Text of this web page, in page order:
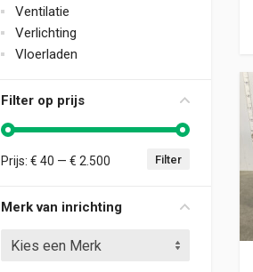
Ventilatie
Verlichting
Vloerladen
Filter op prijs
Min. prijs
Max. prijs Filter
Prijs: € 40 — € 2.500
Merk van inrichting
Kies een Merk